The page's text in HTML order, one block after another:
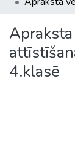
4.klasē